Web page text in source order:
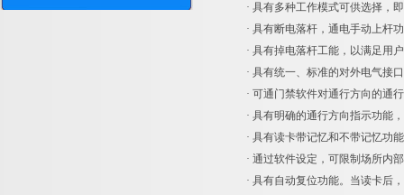
安装
· 具有多种工作模式可供选择，
· 具有断电落杆，通电手动上杆
· 具有掉电落杆工能，以满足用
· 具有统一、标准的对外电气接
· 可通门禁软件对通行方向的通
· 具有明确的通行方向指示功能
· 具有读卡带记忆和不带记忆功
· 通过软件设定，可限制场所内
· 具有自动复位功能。当读卡后